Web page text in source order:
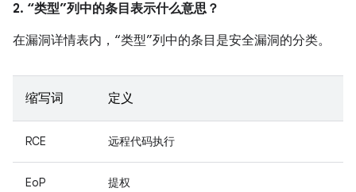
2. “类型”列中的条目表示什么意思？
在漏洞详情表内，“类型”列中的条目是安全漏洞的分类。
缩写词 定义
RCE 远程代码执行
EoP 提权